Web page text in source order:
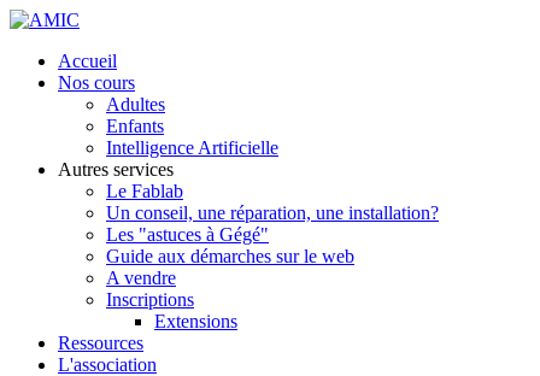
Accueil
Nos cours
Adultes
Enfants
Intelligence Artificielle
Autres services
Le Fablab
Un conseil, une réparation, une installation?
Les "astuces à Gégé"
Guide aux démarches sur le web
A vendre
Inscriptions
Extensions
Ressources
L'association
précédente
précédent
suivante
suivant